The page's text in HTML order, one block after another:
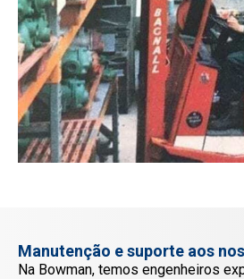
Manutenção e suporte aos
Na Bowman, temos engenheiros